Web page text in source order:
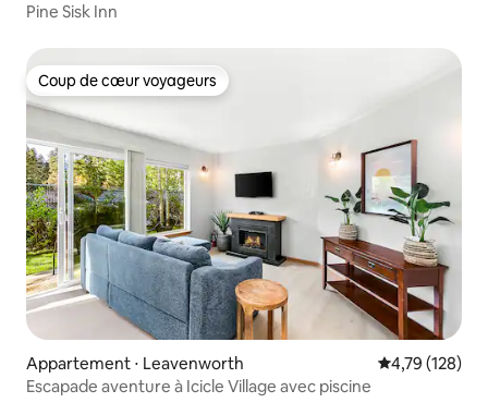
Pine Sisk Inn
Coup de cœur voyageurs
Coup de cœur voyageurs
Appartement ⋅ Leavenworth Évaluation
4,79 (128)
Escapade aventure à Icicle Village avec piscine